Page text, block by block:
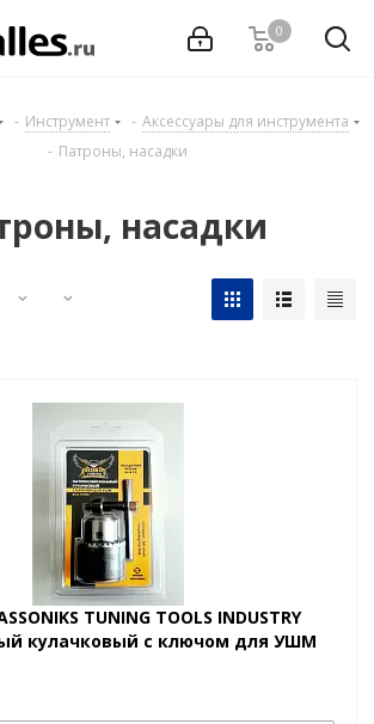
0
- Инструмент - Аксессуары для инструмента
- Патроны, насадки
насадки
TUNING TOOLS INDUSTRY
кулачковый с ключом для УШМ